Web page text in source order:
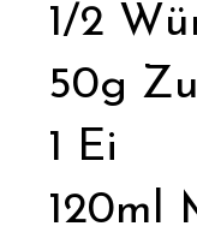
1/2
50g
1 Ei
120ml